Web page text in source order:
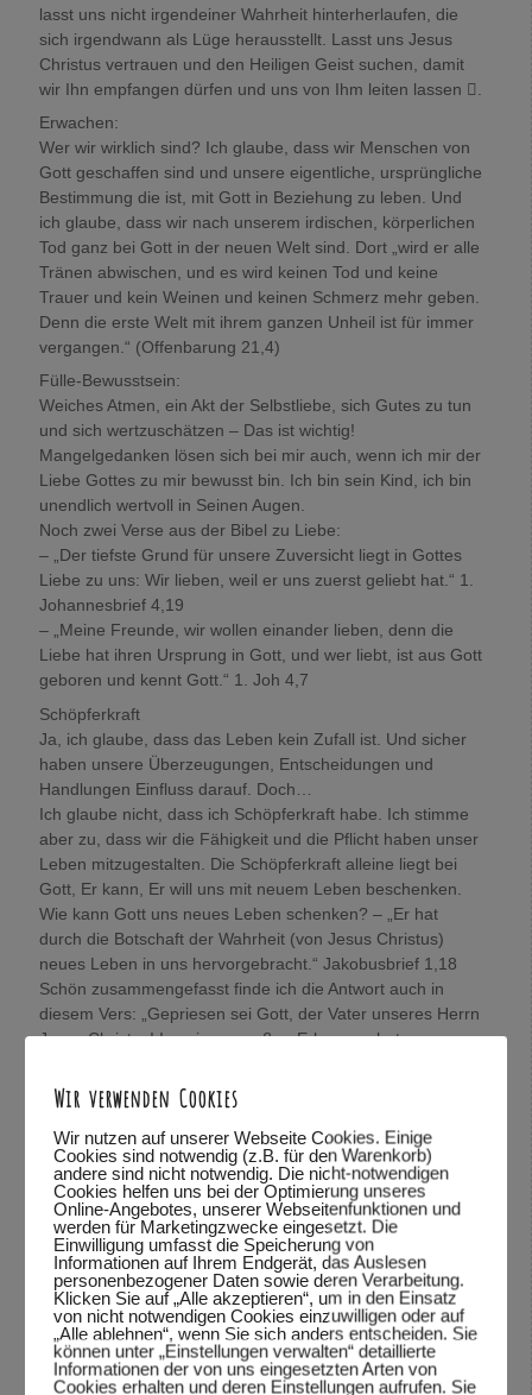
lasst uns nicht irgendeiner Wahrheit hinterherlaufen, die
sich irgendwann als Lüge herausstellt. Lasst uns Jesus
Christus vertrauen und den Heiligen Geist suchen, damit
wir Ihn empfangen dürfen und uns von Ihm leiten lassen .
Erwachen:
Wer wir wirklich sind? Ich glaube, dass wir Menschen von
Gott geschaffen sind und unsere eigentliche, ursprüngliche
Bestimmung die ist, mit Gott in Beziehung zu leben. Und
ich glaube, dass wir nach unserem irdischen, körperlichen
Tod ganz bei Gott in der neuen Welt sind. Dort „wird er alle
Tränen abwischen, und es wird keinen Tod und keine
Trauer und kein Weinen und keinen Schmerz mehr geben.
Denn die erste Welt mit ihrem ganzen Unheil ist für immer
vergangen.“ (Offenbarung 21,4)
Fülle-Bewusstsein:
Weiches Atmen, ein Akt der Selbstliebe, sich Gutes zu tun
und sich wertzuschätzen – Das ist wichtig!
Mangelgedanken lösen sich bei mir auch, wenn ich mir der
Liebe Gottes zu mir bewusst bin. Ich bin sein Kind, ich bin
unendlich wertvoll in Seinen Augen.
Noch zwei Verse aus der Bibel zu Liebe:
– „Der tiefste Grund für unsere Zuversicht liegt in Gottes
Liebe zu uns: Wir lieben, weil er uns zuerst geliebt hat.“ 1.
Johannesbrief 4,19
– „Meine Freunde, wir wollen einander lieben, denn die
Liebe hat ihren Ursprung in Gott, und wer liebt, ist aus Gott
geboren und kennt Gott.“ 1. Joh 4,7
Schöpferkraft
Ja, ich glaube, dass das Leben kein Zufall ist. Und sicher
haben unsere Überzeugungen, Entscheidungen und
Handlungen Einfluss darauf. Doch…
Ich glaube nicht, dass ich Schöpferkraft habe. Ich stimme
aber zu, dass wir die Fähigkeit und die Pflicht haben unser
Leben mitzugestalten. Die Schöpferkraft alleine liegt bei
Gott, Er kann, Er will uns mit neuem Leben beschenken.
Wie kann Gott uns neues Leben schenken? – „Er hat
durch die Botschaft der Wahrheit (von Jesus Christus)
neues Leben in uns hervorgebracht.“ Jakobusbrief 1,18
Schön zusammengefasst finde ich die Antwort auch in
diesem Vers: „Gepriesen sei Gott, der Vater unseres Herrn
Jesus Christus! In seinem großen Erbarmen hat er uns
neues Leben geschenkt. Wir sind von neuem geboren und
haben jetzt eine sichere Hoffnung.“
Diese sichere Hoffnung schenkt mir Freiheit, löst
Mangelgedanken.
Aus eigener Kraft, von mir alleine unabhängig von Gott
kann ich nichts. Ich erfahre was im Philipperbrief 4,13
steht: „Denn alles ist mir möglich durch Christus, der mir
die Kraft gibt, die ich brauche.“
König(in) Sein:
Jesus Christus ist der König der König, der Herr über alle
Herren und ich darf aus Gnade sein Königskind sein.
Juchu !
Wir verwenden Cookies
Wir nutzen auf unserer Webseite Cookies. Einige
Cookies sind notwendig (z.B. für den Warenkorb)
andere sind nicht notwendig. Die nicht-notwendigen
Cookies helfen uns bei der Optimierung unseres
Online-Angebotes, unserer Webseitenfunktionen und
werden für Marketingzwecke eingesetzt. Die
Einwilligung umfasst die Speicherung von
Informationen auf Ihrem Endgerät, das Auslesen
personenbezogener Daten sowie deren Verarbeitung.
Klicken Sie auf „Alle akzeptieren“, um in den Einsatz
von nicht notwendigen Cookies einzuwilligen oder auf
„Alle ablehnen“, wenn Sie sich anders entscheiden. Sie
können unter „Einstellungen verwalten“ detaillierte
Informationen der von uns eingesetzten Arten von
Cookies erhalten und deren Einstellungen aufrufen. Sie